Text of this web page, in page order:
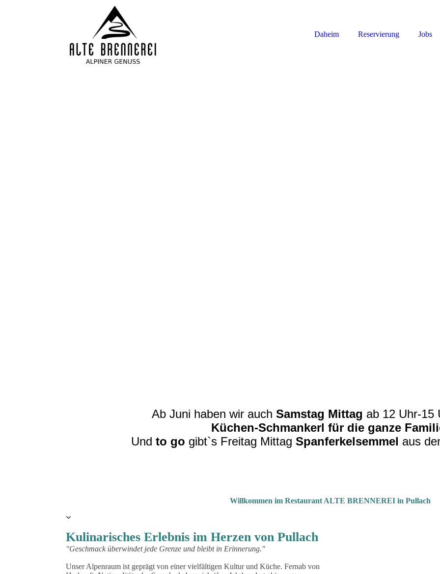
Daheim Reservierung Jobs
Ab Juni haben wir auch Samstag Mittag ab 12 Uhr-15
Küchen-Schmankerl für die ganze
Und to go gibt`s Freitag Mittag Spanferkelsemmel aus
Willkommen im Restaurant ALTE BRENNEREI in Pullach
Kulinarisches Erlebnis im Herzen von Pullach
"Geschmack überwindet jede Grenze und bleibt in Erinnerung."
Unser Alpenraum ist geprägt von einer vielfältigen Kultur und Küche. Fernab von